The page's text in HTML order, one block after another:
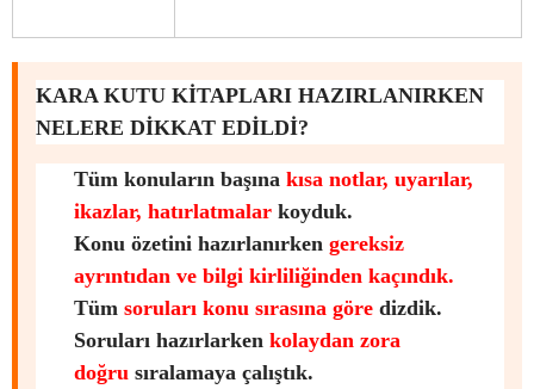
KARA KUTU KİTAPLARI HAZIRLANIRKEN
NELERE DİKKAT EDİLDİ?
Tüm konuların başına kısa notlar, uyarılar,
ikazlar, hatırlatmalar koyduk.
Konu özetini hazırlanırken gereksiz
ayrıntıdan ve bilgi kirliliğinden kaçındık.
Tüm soruları konu sırasına göre dizdik.
Soruları hazırlarken kolaydan zora
doğru sıralamaya çalıştık.